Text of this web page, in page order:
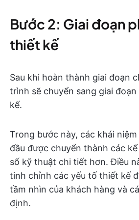
Bước 2: Giai đoạn
thiết kế
Sau khi hoàn thành giai đoạn
trình sẽ chuyển sang giai
kế.
Trong bước này, các khái
đầu được chuyển thành các
số kỹ thuật chi tiết hơn. Điều
tinh chỉnh các yếu tố thiết kế
tầm nhìn của khách hàng và
định.